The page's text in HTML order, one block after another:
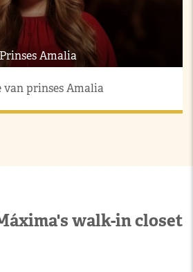
Prinses Amalia
van prinses Amalia
walk-in closet